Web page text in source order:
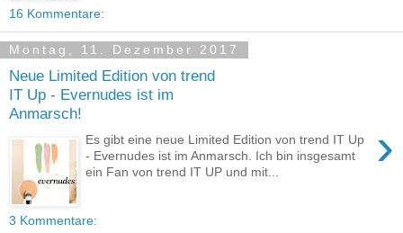
16 Kommentare:
Montag, 11. Dezember 2017
Neue Limited Edition von trend
IT Up - Evernudes ist im
Anmarsch!
›
Es gibt eine neue Limited Edition von trend IT Up
- Evernudes ist im Anmarsch. Ich bin insgesamt
ein Fan von trend IT UP und mit...
3 Kommentare: